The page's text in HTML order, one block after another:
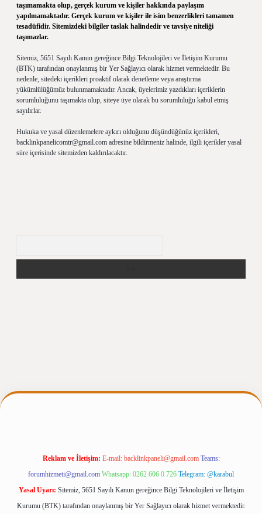
taşımamakta olup, gerçek kurum ve kişiler hakkında paylaşım
yapılmamaktadır. Gerçek kurum ve kişiler ile isim benzerlikleri tamamen
tesadüfidir. Sitemizdeki bilgiler taslak halindedir ve tavsiye niteliği
taşımazlar.
Sitemiz, 5651 Sayılı Kanun gereğince Bilgi Teknolojileri ve İletişim Kurumu
(BTK) tarafından onaylanmış bir Yer Sağlayıcı olarak hizmet vermektedir. Bu
nedenle, sitedeki içerikleri proaktif olarak denetleme veya araştırma
yükümlülüğümüz bulunmamaktadır. Ancak, üyelerimiz yazdıkları içeriklerin
sorumluluğunu taşımakta olup, siteye üye olarak bu sorumluluğu kabul etmiş
sayılırlar.
Hukuka ve yasal düzenlemelere aykırı olduğunu düşündüğünüz içerikleri,
backlinkpanelicomtr@gmail.com adresine bildirmeniz halinde, ilgili içerikler yasal
süre içerisinde sitemizden kaldırılacaktır.
Reklam ve İletişim: E-mail: backlinkpaneli@gmail.com Teams:
forumhizmeti@gmail.com Whatsapp: 0262 606 0 726 Telegram: @karabul
Yasal Uyarı: Sitemiz, 5651 Sayılı Kanun gereğince Bilgi Teknolojileri ve İletişim
Kurumu (BTK) tarafından onaylanmış bir Yer Sağlayıcı olarak hizmet vermektedir.